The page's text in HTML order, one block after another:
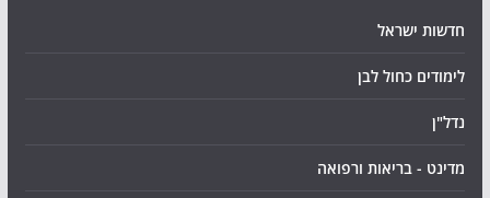
חדשות ישראל
לימודים כחול לבן
נדל"ן
מדינט - בריאות ורפואה